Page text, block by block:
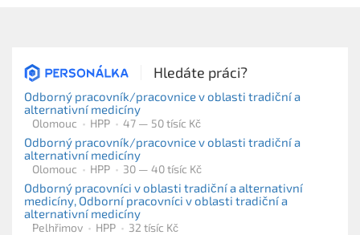
Hledáte práci?
Odborný pracovník/pracovnice v oblasti tradiční a
alternativní medicíny
Olomouc HPP 47 — 50 tísíc Kč
Odborný pracovník/pracovnice v oblasti tradiční a
alternativní medicíny
Olomouc HPP 30 — 40 tísíc Kč
Odborný pracovníci v oblasti tradiční a alternativní
medicíny, Odborní pracovníci v oblasti tradiční a
alternativní medicíny
Pelhřimov HPP 32 tísíc Kč